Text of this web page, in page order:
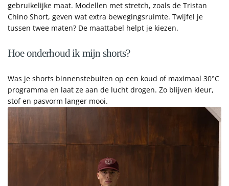
gebruikelijke maat. Modellen met stretch, zoals de Tristan
Chino Short, geven wat extra bewegingsruimte. Twijfel je
tussen twee maten? De maattabel helpt je kiezen.
Hoe onderhoud ik mijn shorts?
Was je shorts binnenstebuiten op een koud of maximaal 30°C
programma en laat ze aan de lucht drogen. Zo blijven kleur,
stof en pasvorm langer mooi.